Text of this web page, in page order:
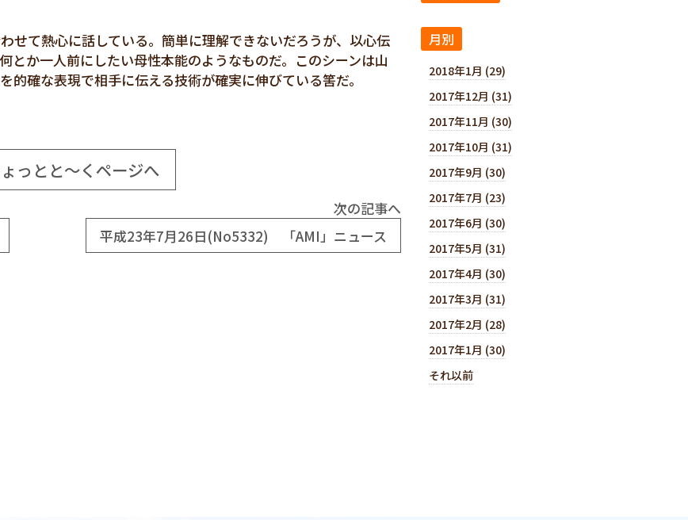
せて熱心に話している。簡単に理解できないだろうが、以心伝
とか一人前にしたい母性本能のようなものだ。このシーンは山
確な表現で相手に伝える技術が確実に伸びている筈だ。
っとと～くページへ
次の記事へ
平成23年7月26日(No5332) 「AMI」ニュース
月別
2018年1月 (29)
2017年12月 (31)
2017年11月 (30)
2017年10月 (31)
2017年9月 (30)
2017年7月 (23)
2017年6月 (30)
2017年5月 (31)
2017年4月 (30)
2017年3月 (31)
2017年2月 (28)
2017年1月 (30)
それ以前